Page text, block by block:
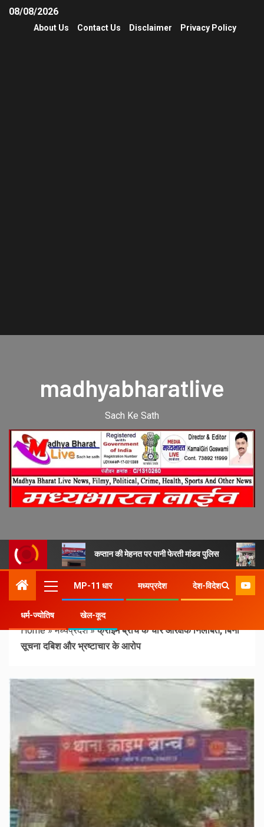
08/08/2026
About Us Contact Us Disclaimer Privacy Policy
madhyabharatlive
Sach Ke Sath
कप्तान की मेहनत पर पानी फेरती मांडव पुलिस
MP-11 धार मध्यप्रदेश देश-विदेश
धर्म-ज्योतिष खेल-कूद
Home»मध्यप्रदेश»क्राइम ब्रांच के चार आरक्षक निलंबित, बिना
सूचना दबिश और भ्रष्टाचार के आरोप